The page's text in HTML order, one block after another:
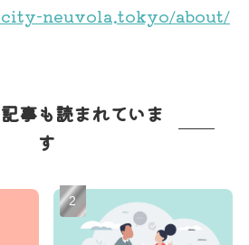
neuvola.tokyo/about/
事も読まれていま
す